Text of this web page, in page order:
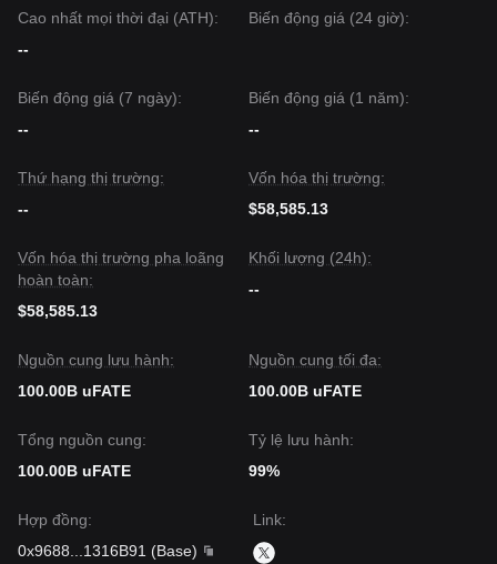
Cao nhất mọi thời đại (ATH):
--
Biến động giá (24 giờ):
Biến động giá (7 ngày):
--
Biến động giá (1 năm):
--
Thứ hạng thị trường:
--
Vốn hóa thị trường:
$58,585.13
Vốn hóa thị trường pha loãng
hoàn toàn:
$58,585.13
Khối lượng (24h):
--
Nguồn cung lưu hành:
100.00B uFATE
Nguồn cung tối đa:
100.00B uFATE
Tổng nguồn cung:
100.00B uFATE
Tỷ lệ lưu hành:
99%
Hợp đồng:
0x9688
1316B91 (Base)
Link: